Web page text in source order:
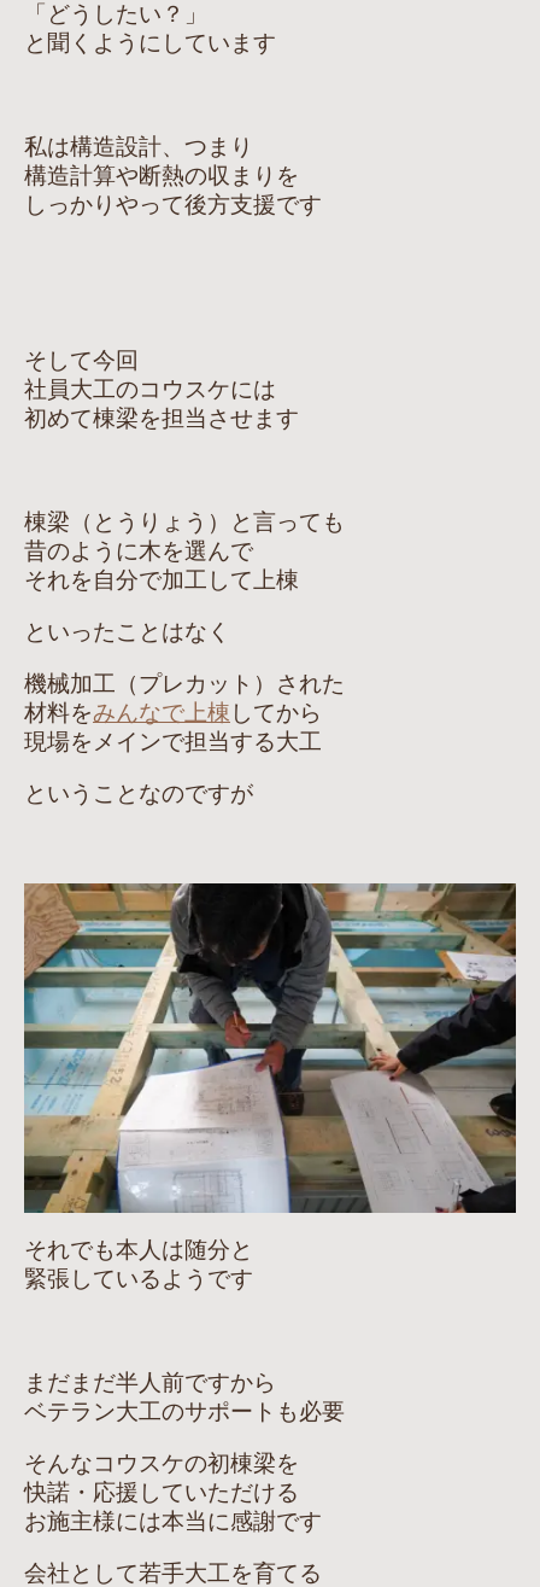
「どうしたい？」
と聞くようにしています
私は構造設計、つまり
構造計算や断熱の収まりを
しっかりやって後方支援です
そして今回
社員大工のコウスケには
初めて棟梁を担当させます
棟梁（とうりょう）と言っても
昔のように木を選んで
それを自分で加工して上棟
といったことはなく
機械加工（プレカット）された
材料をみんなで上棟 してから
現場をメインで担当する大工
ということなのですが
それでも本人は随分と
緊張しているようです
まだまだ半人前ですから
ベテラン大工のサポートも必要
そんなコウスケの初棟梁を
快諾・応援していただける
お施主様には本当に感謝です
会社として若手大工を育てる